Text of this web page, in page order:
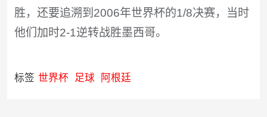
胜，还要追溯到2006年世界杯的1/8决赛，当时
他们加时2-1逆转战胜墨西哥。
标签 世界杯 足球 阿根廷